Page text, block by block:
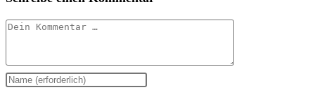
Kommentar
Gib